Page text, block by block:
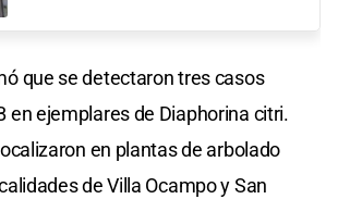
que se detectaron tres casos
en ejemplares de Diaphorina citri.
en plantas de arbolado
de Villa Ocampo y San